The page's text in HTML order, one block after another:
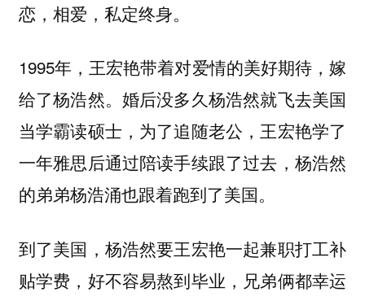
恋，相爱，私定终身。
1995年，王宏艳带着对爱情的美好期待，嫁
给了杨浩然。婚后没多久杨浩然就飞去美国
当学霸读硕士，为了追随老公，王宏艳学了
一年雅思后通过陪读手续跟了过去，杨浩然
的弟弟杨浩涌也跟着跑到了美国。
到了美国，杨浩然要王宏艳一起兼职打工补
贴学费，好不容易熬到毕业，兄弟俩都幸运